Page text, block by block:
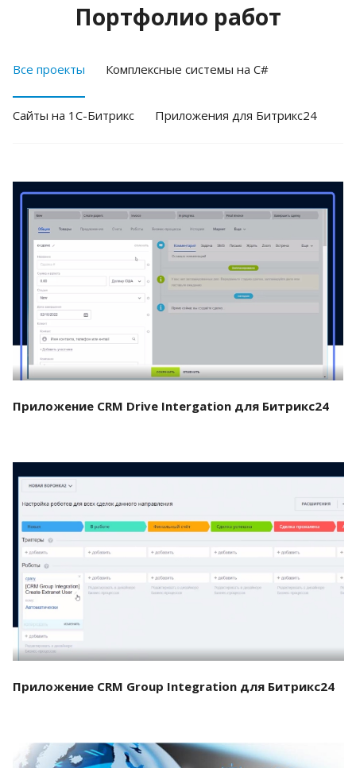
Портфолио работ
Все проекты Комплексные системы на C#
Cайты на 1С-Битрикс Приложения для Битрикс24
Смотреть проект
Приложение CRM Drive Intergation для Битрикс24
Смотреть проект
Приложение CRM Group Integration для Битрикс24